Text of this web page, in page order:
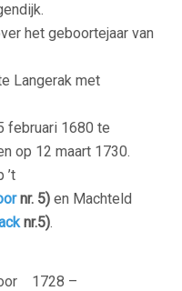
het geboortejaar van
Langerak met
februari 1680 te
op 12 maart 1730.
’t
nr. 5) en Machteld
nr.5).
1728 –